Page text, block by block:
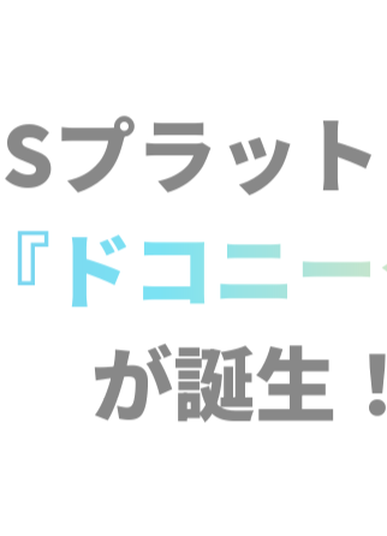
プラッ
ドコニー
が誕生！